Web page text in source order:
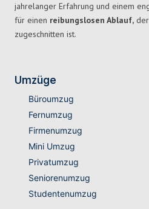
jahrelanger Erfahrung und einem
für einen reibungslosen Ablauf,
zugeschnitten ist.
Umzüge
Büroumzug
Fernumzug
Firmenumzug
Mini Umzug
Privatumzug
Seniorenumzug
Studentenumzug